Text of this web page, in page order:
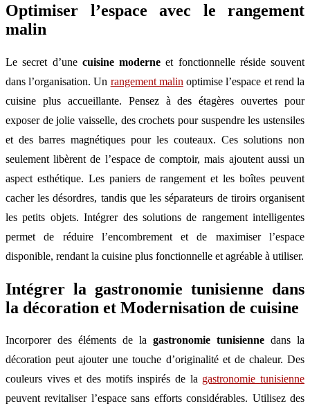
Optimiser l’espace avec le rangement
malin
Le secret d’une cuisine moderne et fonctionnelle réside souvent
dans l’organisation. Un rangement malin optimise l’espace et rend la
cuisine plus accueillante. Pensez à des étagères ouvertes pour
exposer de jolie vaisselle, des crochets pour suspendre les ustensiles
et des barres magnétiques pour les couteaux. Ces solutions non
seulement libèrent de l’espace de comptoir, mais ajoutent aussi un
aspect esthétique. Les paniers de rangement et les boîtes peuvent
cacher les désordres, tandis que les séparateurs de tiroirs organisent
les petits objets. Intégrer des solutions de rangement intelligentes
permet de réduire l’encombrement et de maximiser l’espace
disponible, rendant la cuisine plus fonctionnelle et agréable à utiliser.
Intégrer la gastronomie tunisienne dans
la décoration et Modernisation de cuisine
Incorporer des éléments de la gastronomie tunisienne dans la
décoration peut ajouter une touche d’originalité et de chaleur. Des
couleurs vives et des motifs inspirés de la gastronomie tunisienne
peuvent revitaliser l’espace sans efforts considérables. Utilisez des